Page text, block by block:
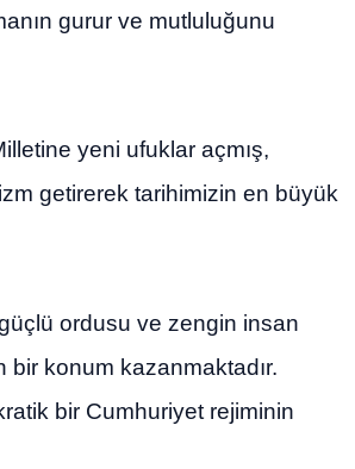
gurur ve mutluluğunu
yeni ufuklar açmış,
getirerek tarihimizin en büyük
ordusu ve zengin insan
bir konum kazanmaktadır.
bir Cumhuriyet rejiminin